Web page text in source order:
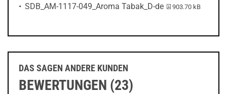
SDB_AM-1117-049_Aroma Tabak_D-de PDF-Datei:
903.70 kB
DAS SAGEN ANDERE KUNDEN
BEWERTUNGEN (23)